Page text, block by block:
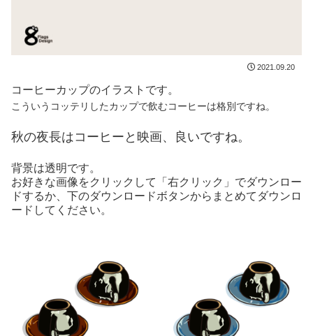
2021.09.20
コーヒーカップのイラストです。
こういうコッテリしたカップで飲むコーヒーは格別ですね。
秋の夜長はコーヒーと映画、良いですね。
背景は透明です。
お好きな画像をクリックして「右クリック」でダウンロー
ドするか、下のダウンロードボタンからまとめてダウンロ
ードしてください。